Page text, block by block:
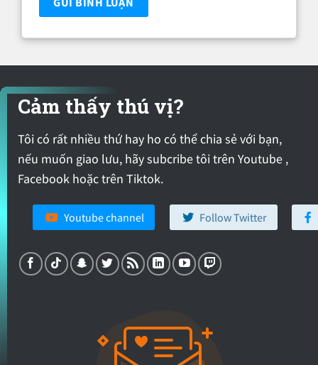
Cảm thấy thú vị?
Tôi có rất nhiều thứ hay ho có thể chia sẻ với bạn,
nếu muốn giao lưu, hãy subcribe tôi trên Youtube ,
Facebook hoặc trên Tiktok.
Youtube channel Follow Twitter